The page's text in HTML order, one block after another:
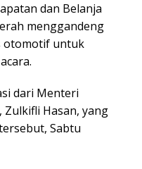
dan Belanja
menggandeng
otomotif untuk
dari Menteri
Zulkifli Hasan, yang
Sabtu